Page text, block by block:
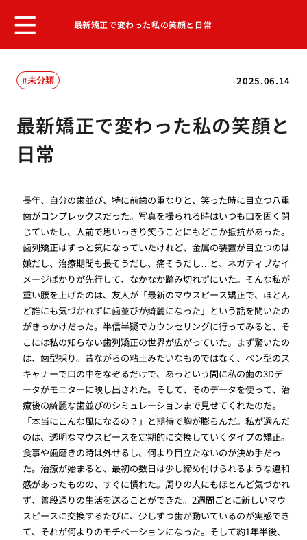
最新矯正で変わった私の笑顔と日常
2025.06.14
未分類
最新矯正で変わった私の笑顔と
日常
長年、自分の歯並び、特に前歯の重なりと、笑った時に目立つ八重
歯がコンプレックスだった。写真を撮られる時はいつも口を固く閉
じていたし、人前で思いっきり笑うことにもどこか抵抗があった。
歯列矯正はずっと気になっていたけれど、金属の装置が目立つのは
嫌だし、治療期間も長そうだし、痛そうだし…と、ネガティブなイ
メージばかりが先行して、なかなか踏み切れずにいた。そんな私が
重い腰を上げたのは、友人が「最新のマウスピース矯正で、ほとん
ど誰にも気づかれずに歯並びが綺麗になった」という話を聞いたの
がきっかけだった。半信半疑でカウンセリングに行ってみると、そ
こには私の知らない歯列矯正の世界が広がっていた。まず驚いたの
は、歯型採り。昔ながらの粘土みたいなものではなく、ペン型のス
キャナーで口の中をなぞるだけで、あっという間に私の歯の3Dデ
ータがモニターに映し出された。そして、そのデータを使って、治
療後の綺麗な歯並びのシミュレーションまで見せてくれたのだ。
「本当にこんな風になるの？」と期待で胸が膨らんだ。私が選んだ
のは、透明なマウスピースを定期的に交換していくタイプの矯正。
食事や歯磨きの時は外せるし、何より目立たないのが決め手だっ
た。治療が始まると、最初の数日は少し締め付けられるような違和
感があったものの、すぐに慣れた。周りの人にもほとんど気づかれ
ず、普段通りの生活を送ることができた。2週間ごとに新しいマウ
スピースに交換するたびに、少しずつ歯が動いているのが実感でき
て、それが何よりのモチベーションになった。そして約1年半後、